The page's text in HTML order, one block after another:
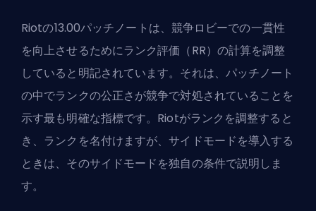
Riotの13.00パッチノートは、 競争ロビーでの一貫性
を向上させるためにランク評価（RR）の計算を調整
していると明記されています。それは、パッチノート
の中でランクの公正さが競争で対処されていることを
示す最も明確な指標です。Riotがランクを調整すると
き、ランクを名付けますが、サイドモードを導入する
ときは、そのサイドモードを独自の条件で説明しま
す。